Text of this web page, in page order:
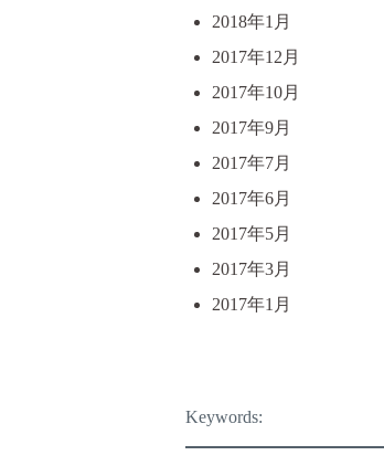
2018年1月
2017年12月
2017年10月
2017年9月
2017年7月
2017年6月
2017年5月
2017年3月
2017年1月